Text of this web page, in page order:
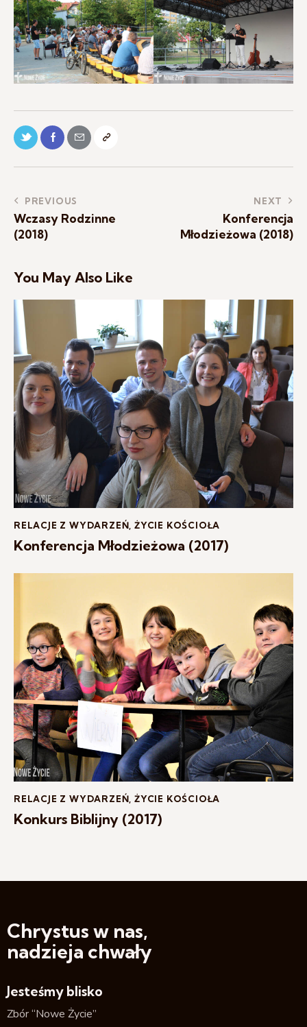
PREVIOUS
Wczasy Rodzinne
(2018)
NEXT
Konferencja
Młodzieżowa (2018)
You May Also Like
RELACJE Z WYDARZEŃ ,ŻYCIE KOŚCIOŁA
Konferencja Młodzieżowa (2017)
RELACJE Z WYDARZEŃ ,ŻYCIE KOŚCIOŁA
Konkurs Biblijny (2017)
Chrystus w nas,
nadzieja chwały
Jesteśmy blisko
Zbór “Nowe Życie”